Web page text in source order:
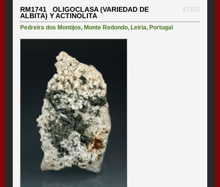
RM1741 OLIGOCLASA (VARIEDAD DE
ALBITA) Y ACTINOLITA
#1353
Pedreira dos Montijos,Monte Redondo,Leiria,Portugal